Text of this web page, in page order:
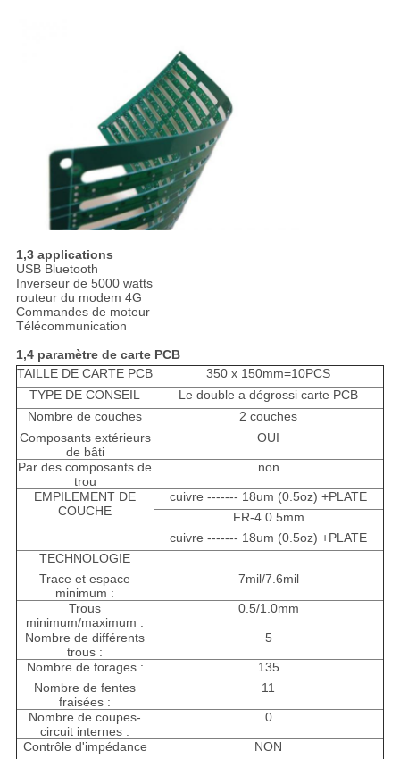
1,3 applications
USB Bluetooth
Inverseur de 5000 watts
routeur du modem 4G
Commandes de moteur
Télécommunication
1,4 paramètre de carte PCB
TAILLE DE CARTE PCB
350 x 150mm=10PCS
TYPE DE CONSEIL
Le double a dégrossi carte PCB
Nombre de couches
2 couches
Composants extérieurs
de bâti
OUI
Par des composants de
trou
non
EMPILEMENT DE
COUCHE
cuivre ------- 18um (0.5oz) +PLATE
FR-4 0.5mm
cuivre ------- 18um (0.5oz) +PLATE
TECHNOLOGIE
Trace et espace
minimum :
7mil/7.6mil
Trous
minimum/maximum :
0.5/1.0mm
Nombre de différents
trous :
5
Nombre de forages :
135
Nombre de fentes
fraisées :
11
Nombre de coupes-
circuit internes :
0
Contrôle d'impédance
NON